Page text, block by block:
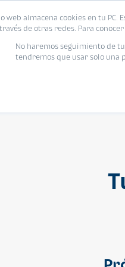
web almacena cookies en tu
de otras redes. Para
No haremos seguimiento de
tendremos que usar solo una